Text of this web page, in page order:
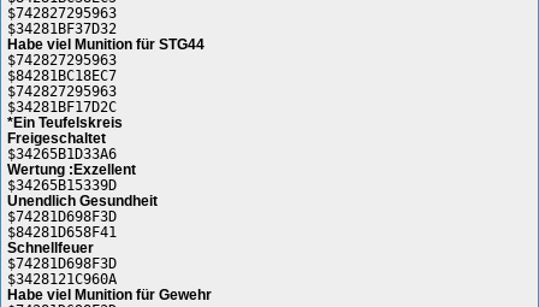
$742827295963
$34281BF37D32
Habe viel Munition für STG44
$742827295963
$84281BC18EC7
$742827295963
$34281BF17D2C
*Ein Teufelskreis
Freigeschaltet
$34265B1D33A6
Wertung :Exzellent
$34265B15339D
Unendlich Gesundheit
$74281D698F3D
$84281D658F41
Schnellfeuer
$74281D698F3D
$3428121C960A
Habe viel Munition für Gewehr